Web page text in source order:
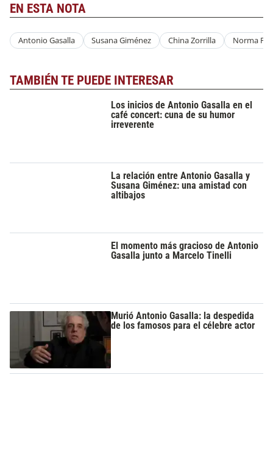
EN ESTA NOTA
Antonio Gasalla Susana Giménez China Zorrilla Norma
TAMBIÉN TE PUEDE INTERESAR
Los inicios de Antonio Gasalla en el
café concert: cuna de su humor
irreverente
La relación entre Antonio Gasalla y
Susana Giménez: una amistad con
altibajos
El momento más gracioso de Antonio
Gasalla junto a Marcelo Tinelli
Murió Antonio Gasalla: la despedida
de los famosos para el célebre actor